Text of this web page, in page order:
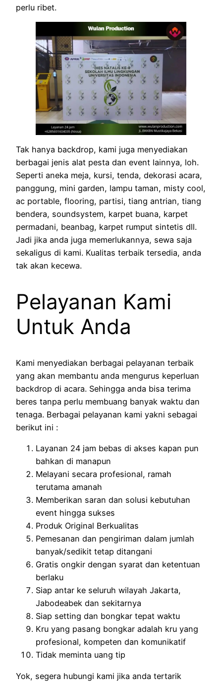
perlu ribet.
Tak hanya backdrop, kami juga menyediakan
berbagai jenis alat pesta dan event lainnya, loh.
Seperti aneka meja, kursi, tenda, dekorasi acara,
panggung, mini garden, lampu taman, misty cool,
ac portable, flooring, partisi, tiang antrian, tiang
bendera, soundsystem, karpet buana, karpet
permadani, beanbag, karpet rumput sintetis dll.
Jadi jika anda juga memerlukannya, sewa saja
sekaligus di kami. Kualitas terbaik tersedia, anda
tak akan kecewa.
Pelayanan Kami
Untuk Anda
Kami menyediakan berbagai pelayanan terbaik
yang akan membantu anda mengurus keperluan
backdrop di acara. Sehingga anda bisa terima
beres tanpa perlu membuang banyak waktu dan
tenaga. Berbagai pelayanan kami yakni sebagai
berikut ini :
Layanan 24 jam bebas di akses kapan pun
bahkan di manapun
Melayani secara profesional, ramah
terutama amanah
Memberikan saran dan solusi kebutuhan
event hingga sukses
Produk Original Berkualitas
Pemesanan dan pengiriman dalam jumlah
banyak/sedikit tetap ditangani
Gratis ongkir dengan syarat dan ketentuan
berlaku
Siap antar ke seluruh wilayah Jakarta,
Jabodeabek dan sekitarnya
Siap setting dan bongkar tepat waktu
Kru yang pasang bongkar adalah kru yang
profesional, kompeten dan komunikatif
Tidak meminta uang tip
Yok, segera hubungi kami jika anda tertarik